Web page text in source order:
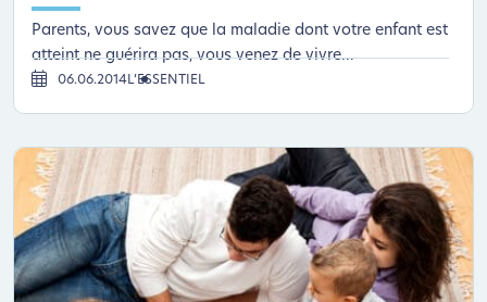
Parents, vous savez que la maladie dont votre enfant est
atteint ne guérira pas, vous venez de vivre...
06.06.2014L’ESSENTIEL